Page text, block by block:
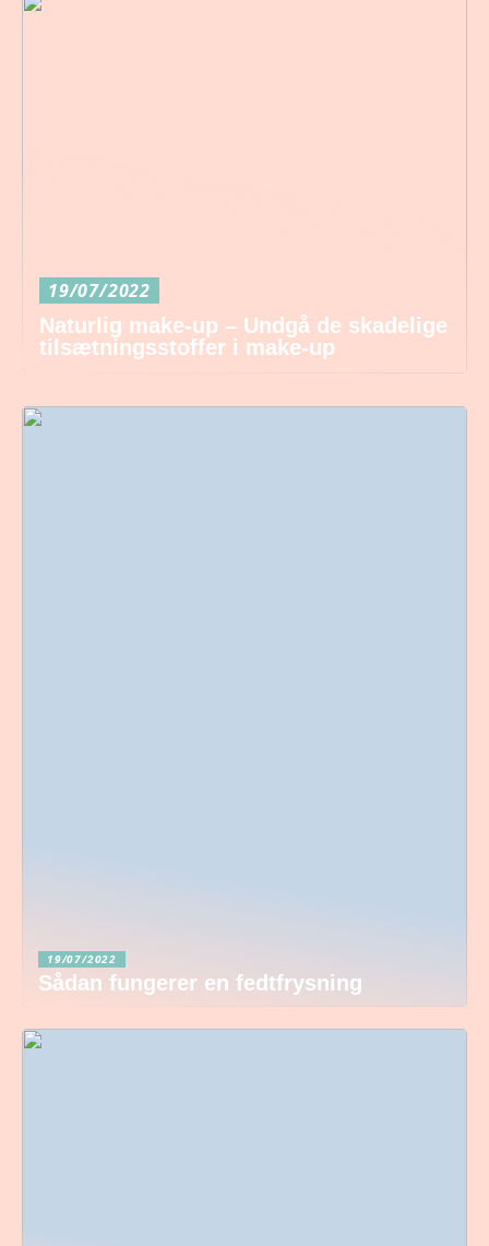
19/07/2022
Naturlig make-up – Undgå de skadelige
tilsætningsstoffer i make-up
19/07/2022
Sådan fungerer en fedtfrysning